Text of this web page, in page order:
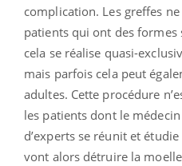
complication. Les greffes
patients qui ont des formes
cela se réalise quasi-
mais parfois cela peut
adultes. Cette procédure
les patients dont le
d’experts se réunit et
vont alors détruire la